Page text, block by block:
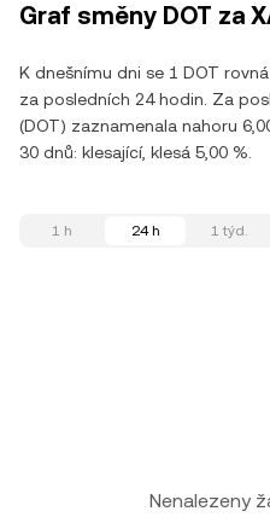
Graf směny DOT za
K dnešnímu dni se 1 DOT
za posledních 24 hodin. Za
(DOT) zaznamenala nahoru
30 dnů: klesající, klesá 5,00 %.
1 h 24 h 1 týd.
Nenalezeny